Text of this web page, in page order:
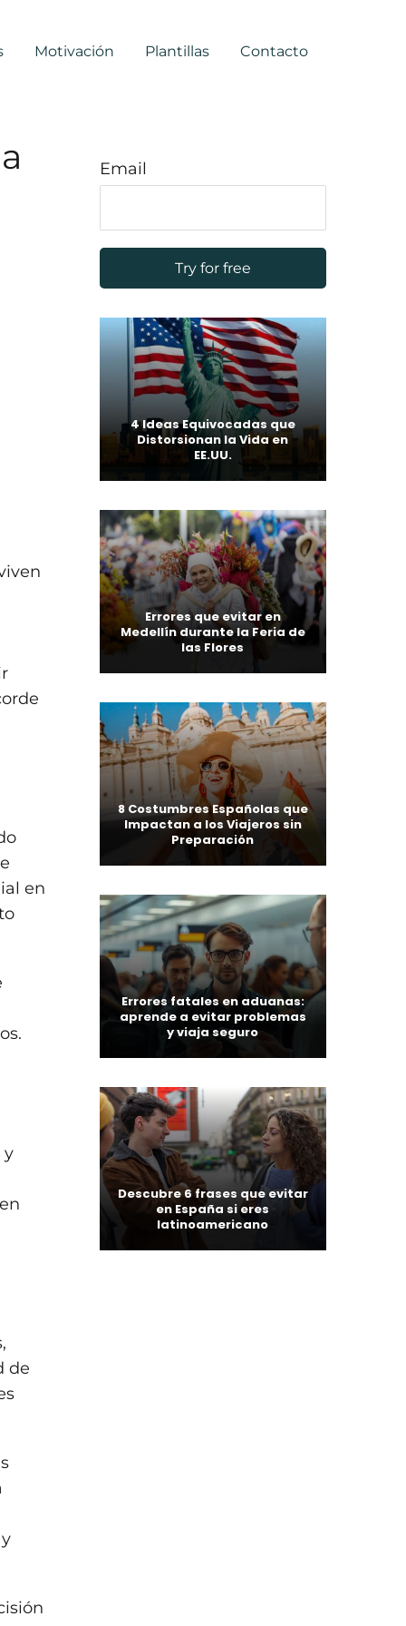
Motivación Plantillas Contacto
en
y
de
Email
4 Ideas Equivocadas que
Distorsionan la Vida en
EE.UU.
Errores que evitar en
Medellín durante la Feria de
las Flores
8 Costumbres Españolas que
Impactan a los Viajeros sin
Preparación
Errores fatales en aduanas:
aprende a evitar problemas
y viaja seguro
Descubre 6 frases que evitar
en España si eres
latinoamericano